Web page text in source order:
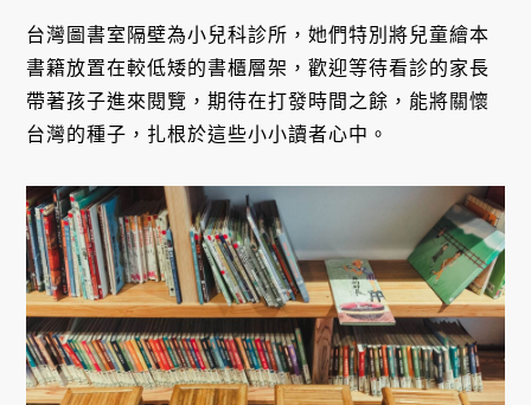
台灣圖書室隔壁為小兒科診所，她們特別將兒童繪本
書籍放置在較低矮的書櫃層架，歡迎等待看診的家長
帶著孩子進來閱覽，期待在打發時間之餘，能將關懷
台灣的種子，扎根於這些小小讀者心中。